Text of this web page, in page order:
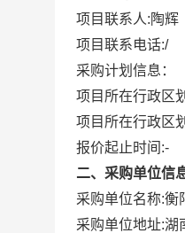
项目联系人:陶辉
项目联系电话:/
采购计划信息：
项目所在行政区
项目所在行政区
报价起止时间:-
二、采购单位信
采购单位名称:衡
采购单位地址:湖